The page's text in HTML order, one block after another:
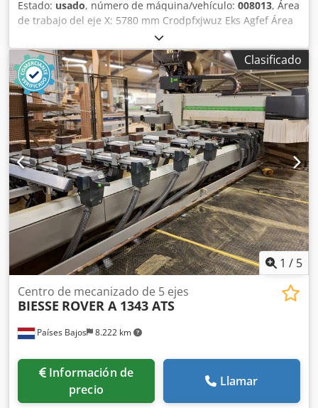
Marcado CE Estructura de protección para unidades de
mecanizado con sensores de seguridad Sistema de
seguridad: esterillas de seguridad delanteras 4 soportes
con ventosas para la fijación de la pieza de trabajo 1
unidad de taladrado superior 1 husillo de fresado superior
1 unidad de ranurado fija superior para ranuras en la
dirección X 1 almacén de herramientas trasero con 12
plazas 1 almacén de herramientas lateral con 10 plazas 1
bomba de vacío Esterillas de seguridad delanteras La
máquina se vende y se entrega en su estado actual y legal
(“tal cual y donde esté”), basándose en la documentación
fotográfica y en los documentos técnicos/comerciales de
carácter descriptivo. El comprador tiene derecho a
inspeccionar la mercancía antes de su recogida y asume la
responsabilidad de la instalación, la fijación y el uso de la
máquina en el lugar de destino. Referencia externa: 8359
Estado: usado, número de máquina/vehículo: 008013, Área
de trabajo del eje X: 5780 mm Crodpfxjwuz Eks Agfef Área
de trabajo del eje Y: 1650 mm Plano de trabajo: Con
soportes de consola de vacío Potencia del husillo principal:
13,2 kW Número de ejes controlados: 4 ejes Altura máxima
del filo: 60 mm Número de husillos de taladrado: 16
Número de posiciones de herramienta: 16
Clasificado
1 / 5
Países Bajos 8.222 km
Centro de mecanizado de 5 ejes
BIESSE ROVER A 1343 ATS
Información de
precio
Llamar